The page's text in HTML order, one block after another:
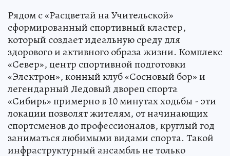
Рядом с «Расцветай на Учительской»
сформированный спортивный кластер,
который создает идеальную среду для
здорового и активного образа жизни. Комплекс
«Север», центр спортивной подготовки
«Электрон», конный клуб «Сосновый бор» и
легендарный Ледовый дворец спорта
«Сибирь» примерно в 10 минутах ходьбы - эти
локации позволят жителям, от начинающих
спортсменов до профессионалов, круглый год
заниматься любимыми видами спорта. Такой
инфраструктурный ансамбль не только